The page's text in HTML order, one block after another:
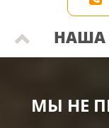
НАША
МЫ НЕ